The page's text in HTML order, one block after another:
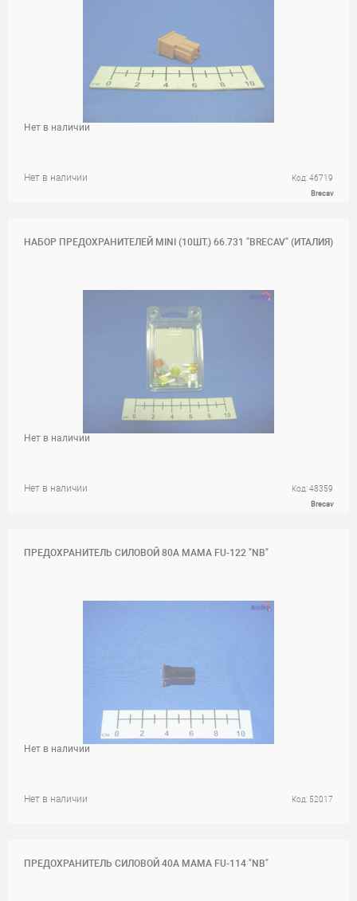
Нет в наличии Код: 46719
Brecav
Нет в наличии
НАБОР ПРЕДОХРАНИТЕЛЕЙ MINI (10ШТ.) 66.731 "BRECAV" (ИТАЛИЯ)
Нет в наличии Код: 48359
Brecav
Нет в наличии
ПРЕДОХРАНИТЕЛЬ СИЛОВОЙ 80A МАМА FU-122 "NB"
Нет в наличии Код: 52017
Нет в наличии
ПРЕДОХРАНИТЕЛЬ СИЛОВОЙ 40A МАМА FU-114 "NB"